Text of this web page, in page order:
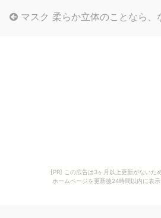
[PR] この広告は3ヶ月以上更新がないた
ホームページを更新後24時間以内に表示
マスク 柔らか立体のことなら